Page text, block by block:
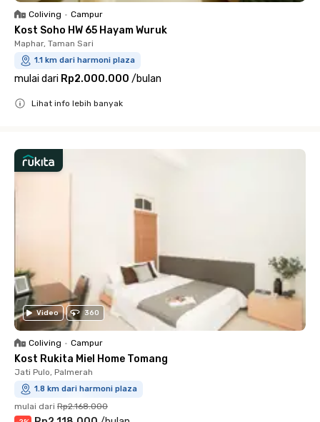
Coliving • Campur
Kost Soho HW 65 Hayam Wuruk
Maphar, Taman Sari
1.1 km dari harmoni plaza
mulai dari Rp2.000.000 /bulan
Lihat info lebih banyak
Video 360
Coliving • Campur
Kost Rukita Miel Home Tomang
Jati Pulo, Palmerah
1.8 km dari harmoni plaza
mulai dari Rp2.168.000